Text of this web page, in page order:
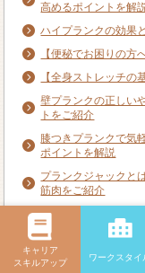
高めるポイントを解
ハイプランクの効果
【便秘でお困りの方
【全身ストレッチの
壁プランクの正しい
トをご紹介
膝つきプランクで気
ポイントを解説
プランクジャックと
筋肉をご紹介
バランスボールプラ
の注意点を解説
ツーポイントプラン
筋肉を解説
キャリア
スキルアップ
ワークスタイ